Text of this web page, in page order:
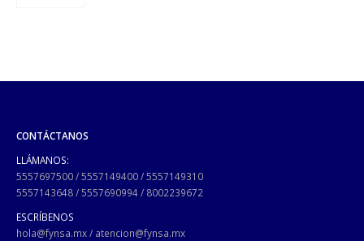
CONTÁCTANOS
LLÁMANOS:
5557697500/5557149400/5557149310
5557143648/5557690994/ 8002239672
ESCRÍBENOS
hola@fynsa.mx/ atencion@fynsa.mx